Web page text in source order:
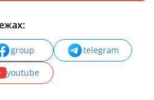
group
telegram
youtube